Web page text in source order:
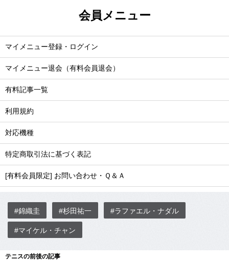
会員メニュー
マイメニュー登録・ログイン
マイメニュー退会（有料会員退会）
有料記事一覧
利用規約
対応機種
特定商取引法に基づく表記
[有料会員限定] お問い合わせ・Ｑ＆Ａ
#錦織圭 #杉田祐一 #ラファエル・ナダル
#マイケル・チャン
テニスの前後の記事